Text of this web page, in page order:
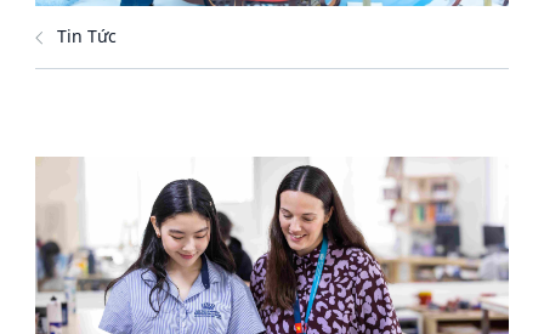
Tin Tức